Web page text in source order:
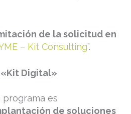
de la solicitud en
– Kit Consulting”.
Digital»
es
de soluciones